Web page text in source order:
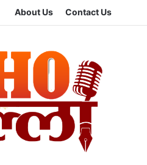
About Us Contact Us